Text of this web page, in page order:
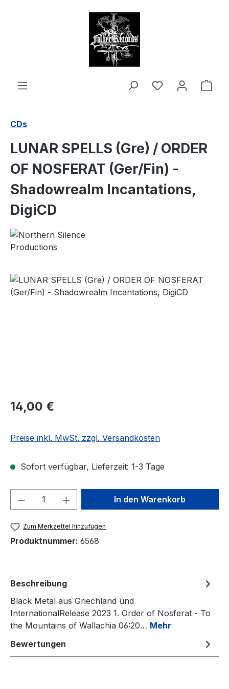
CDs
LUNAR SPELLS (Gre) / ORDER
OF NOSFERAT (Ger/Fin) -
Shadowrealm Incantations,
DigiCD
Bildergalerie überspringen
Regulärer Preis:
14,00 €
Preise inkl. MwSt. zzgl. Versandkosten
Sofort verfügbar, Lieferzeit: 1-3 Tage
Produkt Anzahl: Gib denIn den Warenkorb
Zum Merkzettel hinzufügen
Produktnummer: 6568
Beschreibung
Black Metal aus Griechland und
InternationalRelease 2023 1. Order of Nosferat - To
the Mountains of Wallachia 06:20… Mehr
Bewertungen